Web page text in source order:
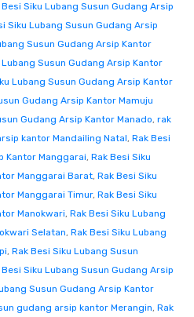
Besi Siku Lubang Susun Gudang Arsip
Siku Lubang Susun Gudang Arsip
Susun Gudang Arsip Kantor
Lubang Susun Gudang Arsip Kantor
Lubang Susun Gudang Arsip Kantor
Gudang Arsip Kantor Mamuju
Gudang Arsip Kantor Manado, rak
kantor Mandailing Natal, Rak Besi
Kantor Manggarai, Rak Besi Siku
Manggarai Barat, Rak Besi Siku
Manggarai Timur, Rak Besi Siku
Manokwari, Rak Besi Siku Lubang
Selatan, Rak Besi Siku Lubang
, Rak Besi Siku Lubang Susun
Besi Siku Lubang Susun Gudang Arsip
Susun Gudang Arsip Kantor
gudang arsip kantor Merangin, Rak